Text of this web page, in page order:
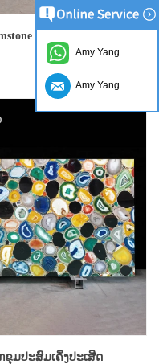
ສີແດງ agate
ຂຸມປະສົມເຄິ່ງປະເສີດ
Amy Yang
Amy Yang